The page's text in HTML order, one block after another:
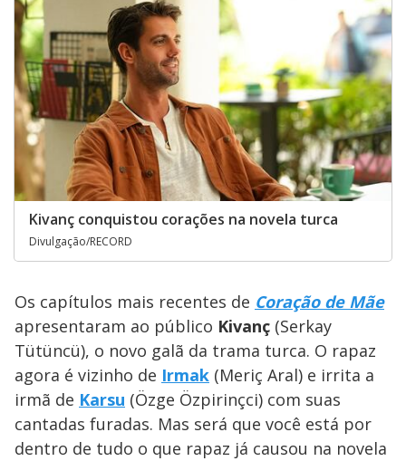
Kivanç conquistou corações na novela turca
Divulgação/RECORD
Os capítulos mais recentes de Coração de Mãe
apresentaram ao público Kivanç (Serkay
Tütüncü), o novo galã da trama turca. O rapaz
agora é vizinho de Irmak (Meriç Aral) e irrita a
irmã de Karsu (Özge Özpirinçci) com suas
cantadas furadas. Mas será que você está por
dentro de tudo o que rapaz já causou na novela